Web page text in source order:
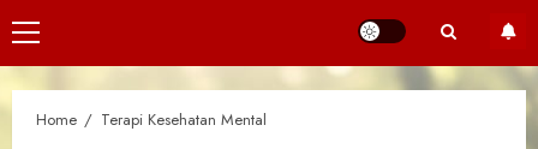
Primary
Menu
Home Terapi Kesehatan Mental